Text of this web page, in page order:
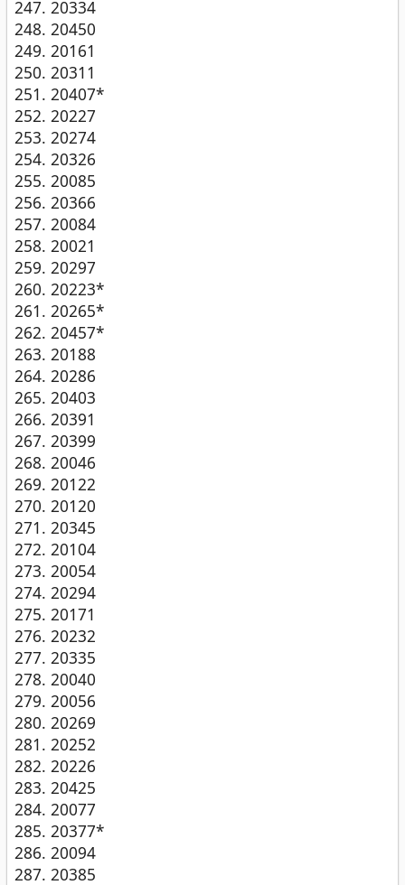
20334
20450
20161
20311
20407*
20227
20274
20326
20085
20366
20084
20021
20297
20223*
20265*
20457*
20188
20286
20403
20391
20399
20046
20122
20120
20345
20104
20054
20294
20171
20232
20335
20040
20056
20269
20252
20226
20425
20077
20377*
20094
20385